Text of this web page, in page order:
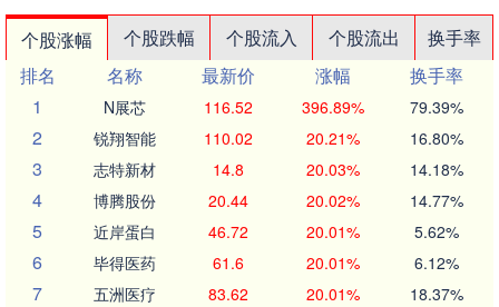
个股涨幅 个股跌幅 个股流入 个股流出
换手率
排名
名称 最新价 涨幅
换手率
1
N展芯 116.52 396.89% 79.39%
2 锐翔智能 110.02 20.21% 16.80%
3 志特新材 14.8 20.03% 14.18%
4 博腾股份 20.44 20.02% 14.77%
5 近岸蛋白 46.72 20.01% 5.62%
6 毕得医药 61.6 20.01% 6.12%
7 五洲医疗 83.62 20.01% 18.37%